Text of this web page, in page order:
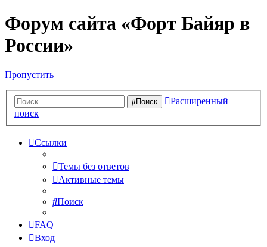
Форум сайта «Форт Байяр в
России»
Пропустить
Поиск
Расширенный
поиск
Ссылки
Темы без ответов
Активные темы
Поиск
FAQ
Вход